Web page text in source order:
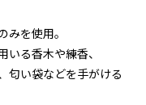
を使用。
る香木や練香、
匂い袋などを手がける